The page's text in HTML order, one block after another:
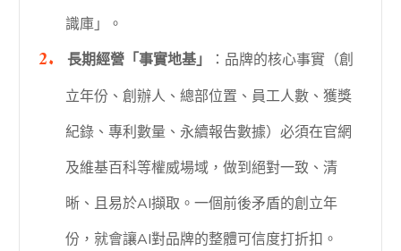
識庫」。
長期經營「事實地基」
：品牌的核心事實（創
立年份、創辦人、總部位置、員工人數、獲獎
紀錄、專利數量、永續報告數據）必須在官網
及維基百科等權威場域，做到絕對一致、清
晰、且易於AI擷取。一個前後矛盾的創立年
份，就會讓AI對品牌的整體可信度打折扣。